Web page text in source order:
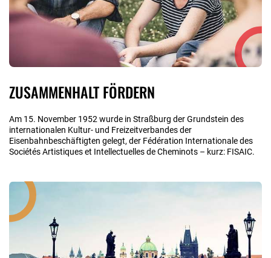
ZUSAMMENHALT FÖRDERN
Am 15. November 1952 wurde in Straßburg der Grundstein des
internationalen Kultur- und Freizeitverbandes der
Eisenbahnbeschäftigten gelegt, der Fédération Internationale des
Sociétés Artistiques et Intellectuelles de Cheminots – kurz: FISAIC.